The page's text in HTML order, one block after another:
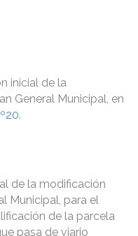
inicial de la
General Municipal, en
.
de la modificación
Municipal, para el
de la parcela
pasa de viario